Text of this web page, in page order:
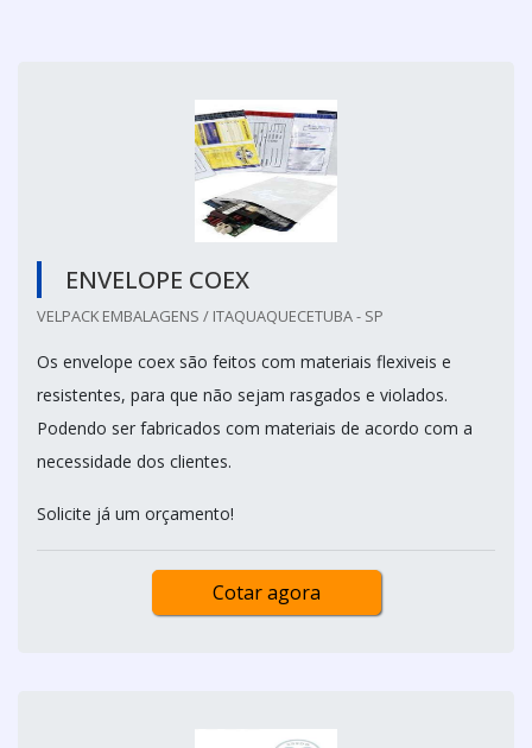
ENVELOPE COEX
VELPACK EMBALAGENS / ITAQUAQUECETUBA - SP
Os envelope coex são feitos com materiais flexiveis e
resistentes, para que não sejam rasgados e violados.
Podendo ser fabricados com materiais de acordo com a
necessidade dos clientes.
Solicite já um orçamento!
Cotar agora